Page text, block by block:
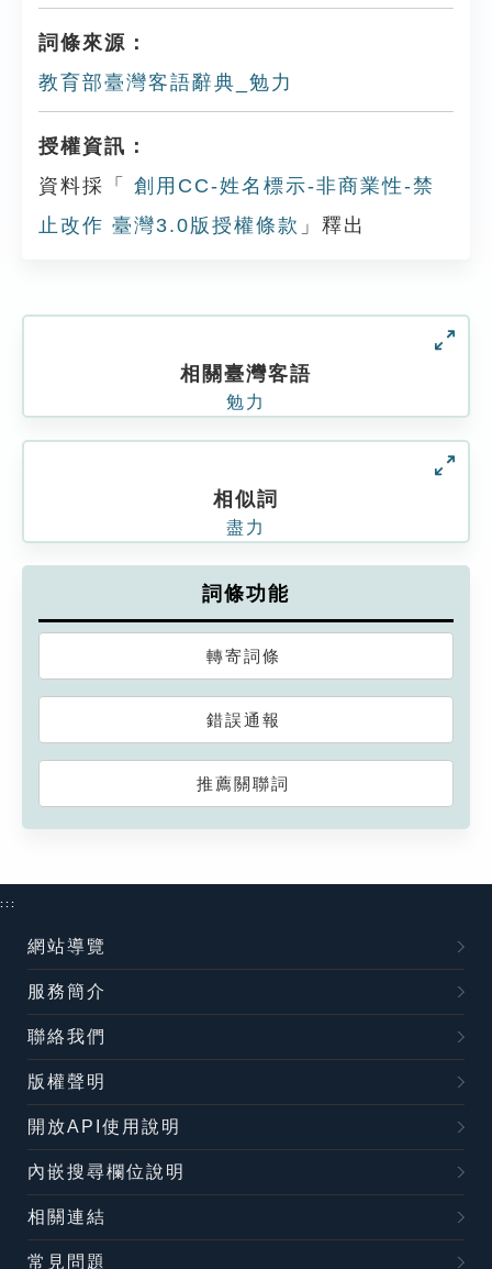
詞條來源：
教育部臺灣客語辭典_勉力
授權資訊：
資料採「
創用CC-姓名標示-非商業性-禁
止改作 臺灣3.0版授權條款 」釋出
相關臺灣客語
勉力
相似詞
盡力
詞條功能
轉寄詞條
錯誤通報
推薦關聯詞
:::
網站導覽
服務簡介
聯絡我們
版權聲明
開放API使用說明
內嵌搜尋欄位說明
相關連結
常見問題